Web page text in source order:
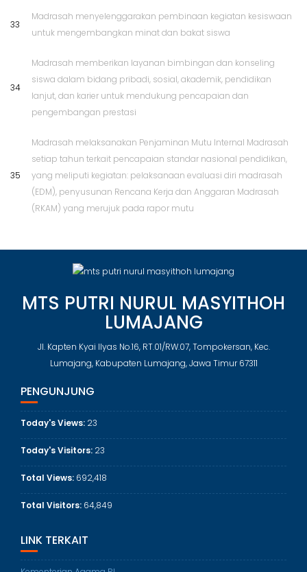
33
Madrasah menyelenggarakan pembinaan kegiatan kesiswaan
untuk mengembangkan minat dan bakat siswa
34
Madrasah memberikan layanan bimbingan dan konseling
siswa dalam bidang pribadi, sosial, akademik, pendidikan
lanjut, dan karier untuk mendukung pencapaian dan
pengembangan prestasi
35
Madrasah melaksanakan Penjaminan Mutu Internal Madrasah
setiap tahun terkait pencapaian standar nasional pendidikan,
yang meliputi kegiatan: pelaksanaan evaluasi diri madrasah
(EDM), penyusunan Rencana Kerja dan Anggaran Madrasah
(RKAM) yang merujuk pada rapor mutu
MTS PUTRI NURUL MASYITHOH
LUMAJANG
Jl. Kapten Kyai Ilyas No.16, RT.01/RW.07, Tompokersan, Kec.
Lumajang, Kabupaten Lumajang, Jawa Timur 67311
PENGUNJUNG
Today's Views: 23
Today's Visitors: 23
Total Views: 692,418
Total Visitors: 64,849
LINK TERKAIT